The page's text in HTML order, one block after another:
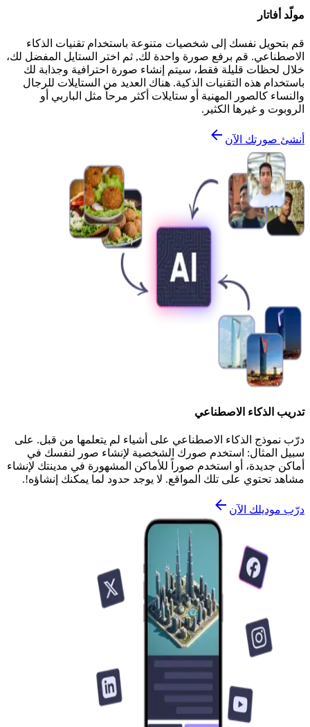
مولّد أفاتار
قم بتحويل نفسك إلى شخصيات متنوعة باستخدام تقنيات الذكاء
الاصطناعي. قم برفع صورة واحدة لك, ثم اختر الستايل المفضل لك،
خلال لحظات قليلة فقط، سيتم إنشاء صورة احترافية وجذابة لك
باستخدام هذه التقنيات الذكية. هناك العديد من الستايلات للرجال
والنساء كالصور المهنية أو ستايلات أكثر مرحاً مثل الباربي أو
الروبوت و غيرها الكثير.
أنشئ صورتك الآن
تدريب الذكاء الاصطناعي
درّب نموذج الذكاء الاصطناعي على أشياء لم يتعلمها من قبل. على
سبيل المثال: استخدم صورك الشخصية لإنشاء صور لنفسك في
أماكن جديدة، أو استخدم صوراً للأماكن المشهورة في مدينتك لإنشاء
مشاهد تحتوي على تلك المواقع. لا يوجد حدود لما يمكنك إنشاؤه!.
درّب موديلك الآن